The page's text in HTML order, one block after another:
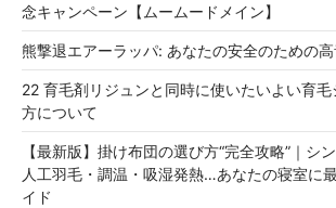
念キャンペーン【ムームードメイン】
熊撃退エアーラッパ: あなたの安全のための
22 育毛剤リジュンと同時に使いたいよい育
方について
【最新版】掛け布団の選び方“完全攻略”｜シ
人工羽毛・調温・吸湿発熱…あなたの寝室に
イド